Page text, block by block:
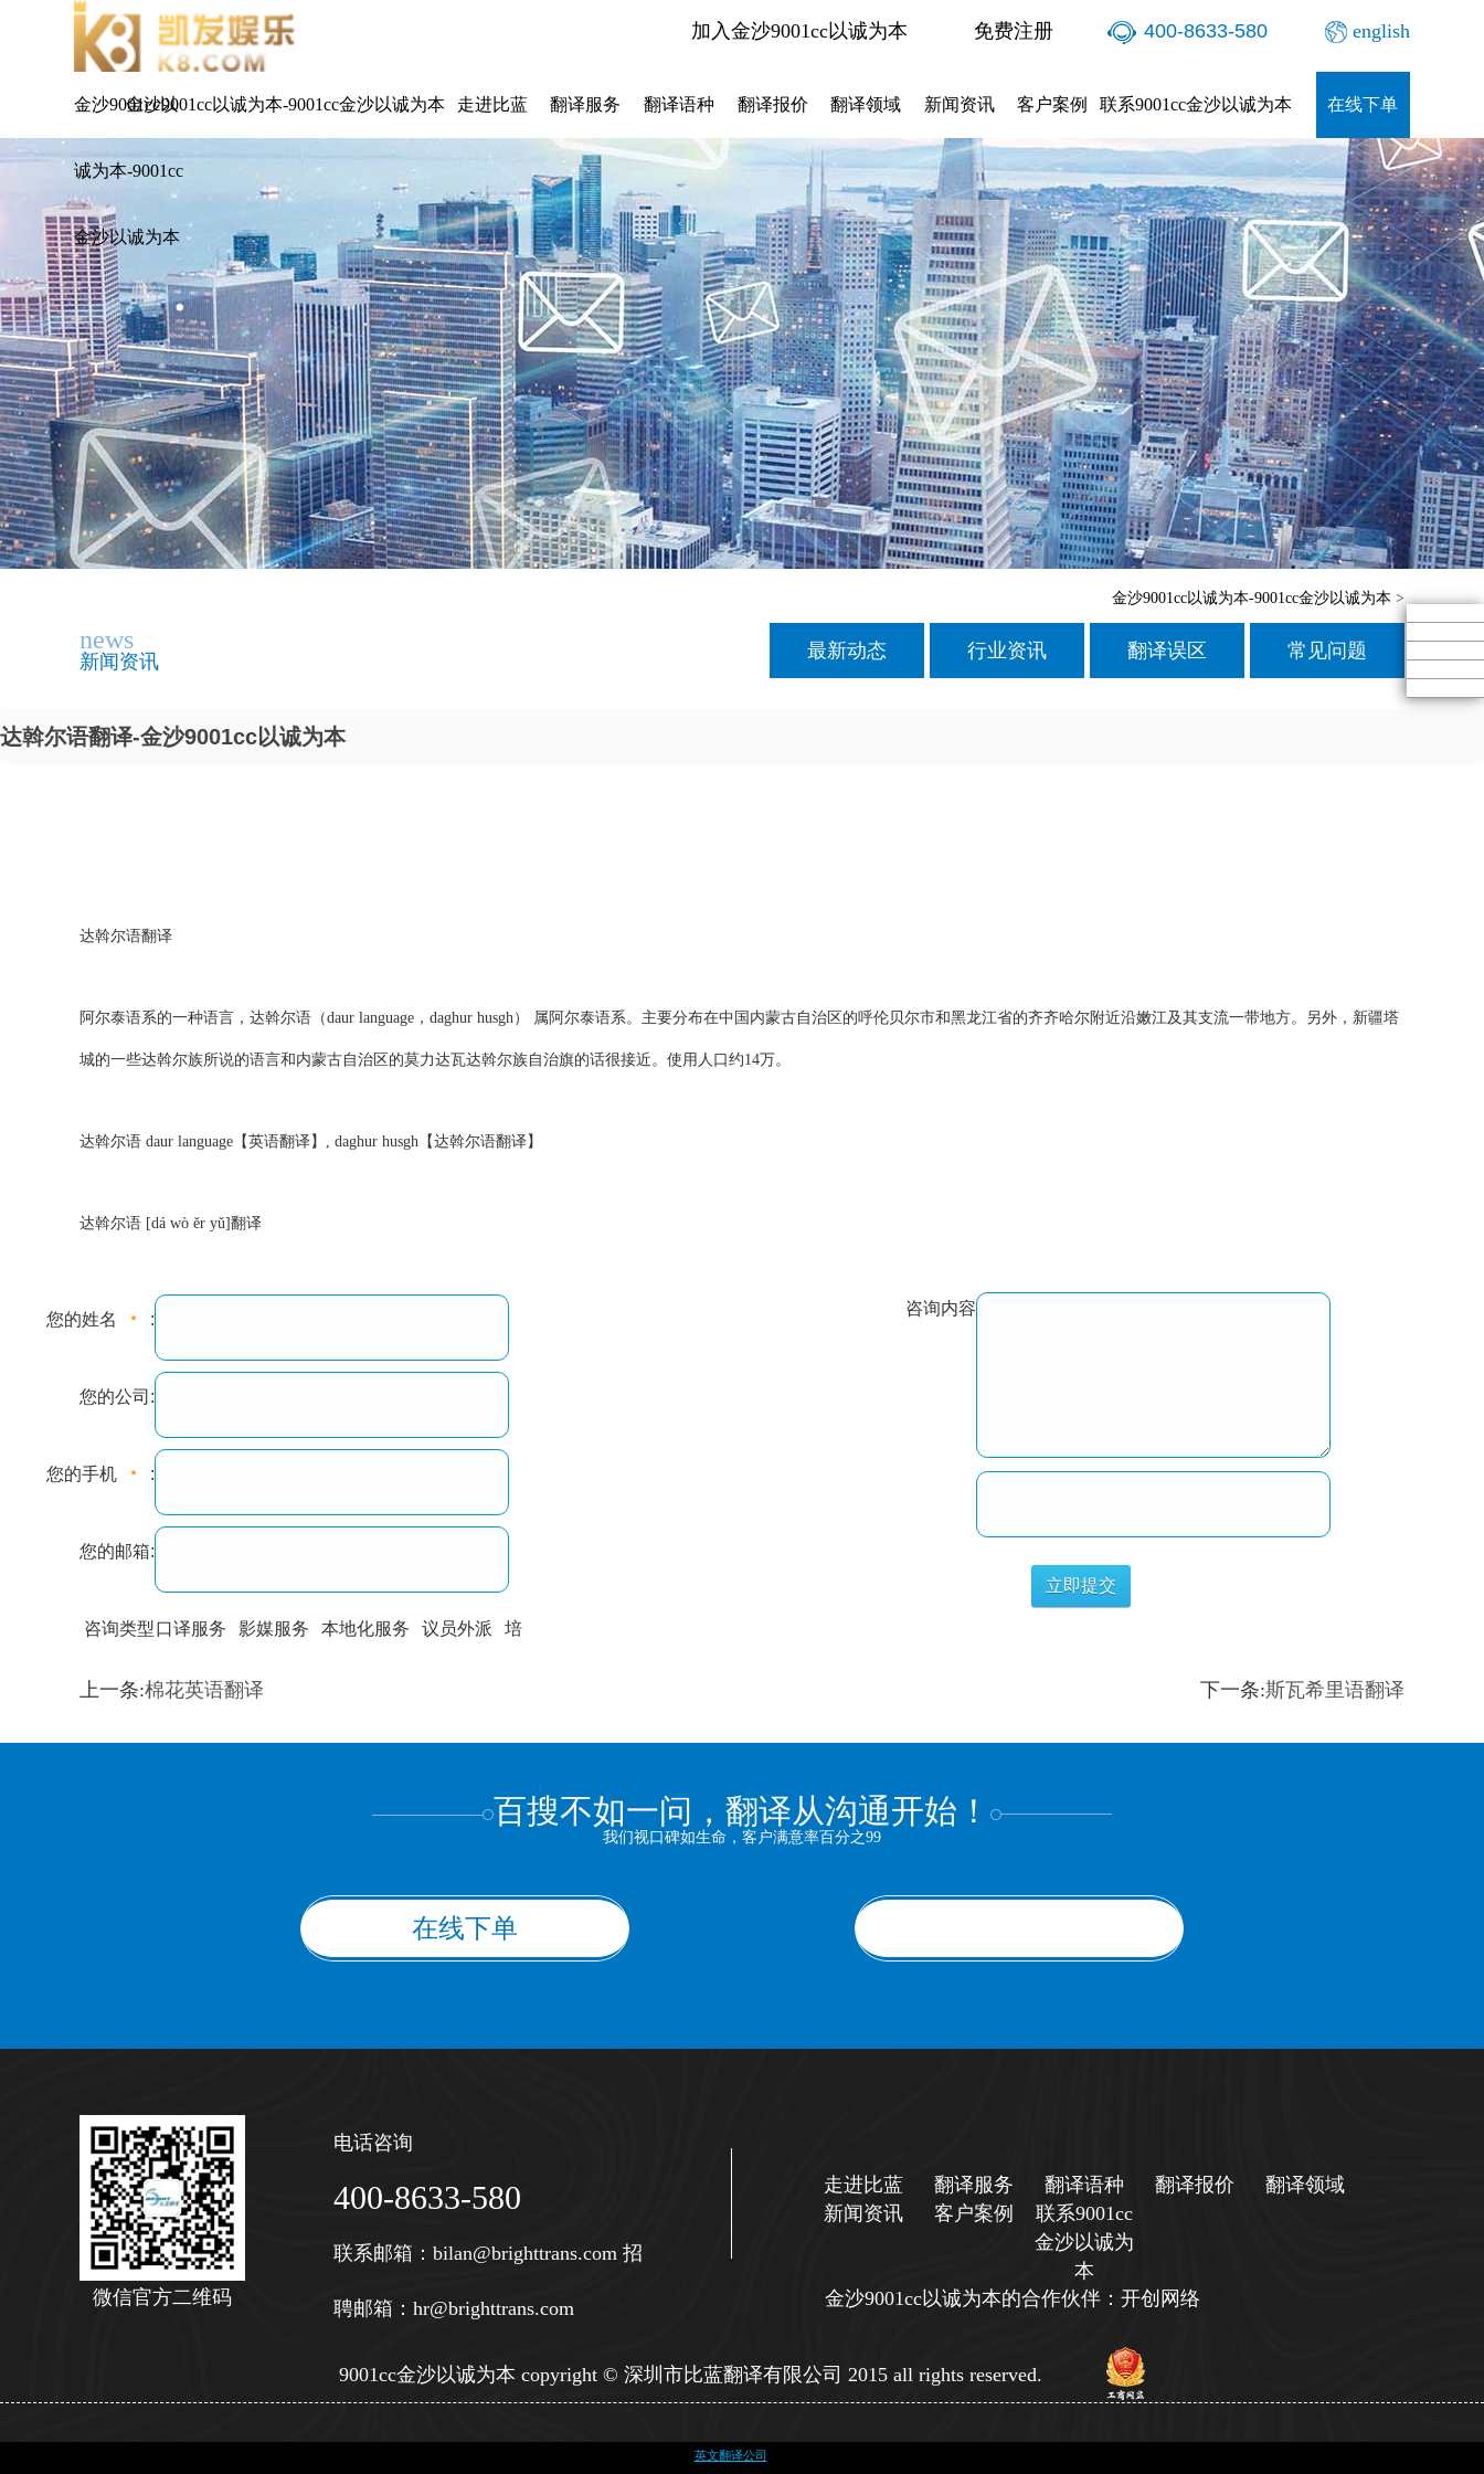
加入金沙9001cc以诚为本 免费注册 400-8633-580 english
金沙9001cc以
诚为本-9001cc
金沙以诚为本
金沙9001cc以诚为本-9001cc金沙以诚为本 走进比蓝 翻译服务 翻译语种 翻译报价 翻译领域 新闻资讯 客户案例 联系9001cc金沙以诚为本 在线下单
金沙9001cc以诚为本-9001cc金沙以诚为本 >
news
新闻资讯 最新动态 行业资讯 翻译误区 常见问题
达斡尔语翻译-金沙9001cc以诚为本
达斡尔语翻译
阿尔泰语系的一种语言， 达斡尔语（daur language，daghur husgh） 属阿尔泰语系。主要分布在中国内蒙古自治区的呼伦贝尔市和黑龙江省的齐齐哈尔附近沿嫩江及其支流一带地方。另外，新疆塔
城的一些达斡尔族所说的语言和内蒙古自治区的莫力达瓦达斡尔族自治旗的话很接近。使用人口约14万。
达斡尔语 daur language【英语翻译】, daghur husgh【达斡尔语翻译】
达斡尔语 [dá wò ěr yǔ]翻译
您的姓名 :
您的公司:
您的手机 :
您的邮箱:
咨询类型口译服务 影媒服务 本地化服务 议员外派 培
训翻译 标准级
咨询内容
上一条:棉花英语翻译 下一条:斯瓦希里语翻译
百搜不如一问，翻译从沟通开始！
我们视口碑如生命，客户满意率百分之99
在线下单
微信官方二维码
电话咨询
400-8633-580
联系邮箱： bilan@brighttrans.com 招
聘邮箱： hr@brighttrans.com
走进比蓝 翻译服务 翻译语种 翻译报价
翻译领域
新闻资讯
客户案例
联系9001cc
金沙以诚为
本
金沙9001cc以诚为本的合作伙伴：开创网络
9001cc金沙以诚为本 copyright © 深圳市比蓝翻译有限公司 2015 all rights reserved.
英文翻译公司